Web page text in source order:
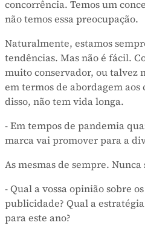
concorrência. Temos um
não temos essa preocupação.
Naturalmente, estamos
tendências. Mas não é fácil.
muito conservador, ou talvez
em termos de abordagem
disso, não tem vida longa.
- Em tempos de pandemia
marca vai promover para a
As mesmas de sempre.
- Qual a vossa opinião sobre
publicidade? Qual a
para este ano?